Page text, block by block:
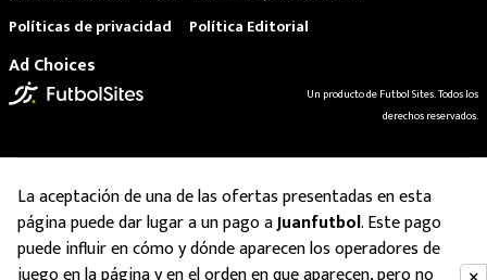
Políticas de privacidad
Política Editorial
Ad Choices
Un producto de Futbol Sites. Todos los
derechos reservados.
La aceptación de una de las ofertas presentadas en esta
página puede dar lugar a un pago aJuanfutbol. Este pago
puede influir en cómo y dónde aparecen los operadores de